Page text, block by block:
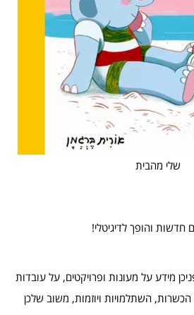
שלי מהבית
חדשות והופך לדיגיטלי!
מידע על מעונות ופרויקטים, על עובדות
הכשרות, השתלמויות ויוזמות, משוב שלכן